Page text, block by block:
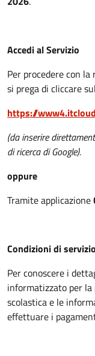
Accedi al Servizio
Per procedere con
si prega di cliccare
https://
(da inserire
di ricerca di Google).
oppure
Tramite applicazione
Condizioni di servizio
Per conoscere i
informatizzato per
scolastica e le
effettuare i